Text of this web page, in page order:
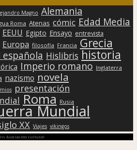
Magno Alemania
Roma Atenas cómic Edad Media
EEUU Egipto Ensayo entrevista
Europa filosofía Francia Grecia
Hislibris historia
Imperio romano Inglaterra
nazismo novela
presentación
Roma Rusia
Mundial
XX Viajes vikingos
Asociación cultural